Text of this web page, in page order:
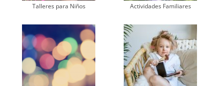
Talleres para Niños Actividades Familiares